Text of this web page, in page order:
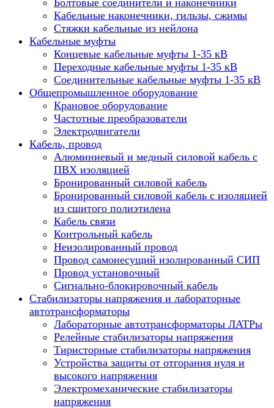
Болтовые соединители и наконечники
Кабельные наконечники, гильзы, сжимы
Стяжки кабельные из нейлона
Кабельные муфты
Концевые кабельные муфты 1-35 кВ
Переходные кабельные муфты 1-35 кВ
Соединительные кабельные муфты 1-35 кВ
Общепромышленное оборудование
Крановое оборудование
Частотные преобразователи
Электродвигатели
Кабель, провод
Алюминиевый и медный силовой кабель с
ПВХ изоляцией
Бронированный силовой кабель
Бронированный силовой кабель с изоляцией
из сшитого полиэтилена
Кабель связи
Контрольный кабель
Неизолированный провод
Провод самонесущий изолированный СИП
Провод установочный
Сигнально-блокировочный кабель
Стабилизаторы напряжения и лабораторные
автотрансформаторы
Лабораторные автотрансформаторы ЛАТРы
Релейные стабилизаторы напряжения
Тиристорные стабилизаторы напряжения
Устройства защиты от отгорания нуля и
высокого напряжения
Электромеханические стабилизаторы
напряжения